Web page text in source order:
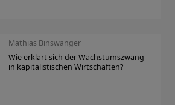
Mathias Binswanger
Wie erklärt sich der Wachstumszwang
in kapitalistischen Wirtschaften?